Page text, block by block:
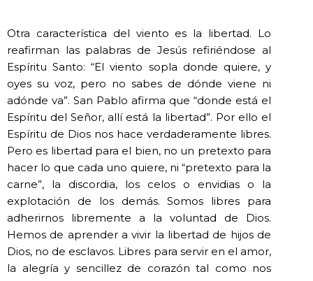
Otra característica del viento es la libertad. Lo
reafirman las palabras de Jesús refiriéndose al
Espíritu Santo: “El viento sopla donde quiere, y
oyes su voz, pero no sabes de dónde viene ni
adónde va”. San Pablo afirma que “donde está el
Espíritu del Señor, allí está la libertad”. Por ello el
Espíritu de Dios nos hace verdaderamente libres.
Pero es libertad para el bien, no un pretexto para
hacer lo que cada uno quiere, ni “pretexto para la
carne”, la discordia, los celos o envidias o la
explotación de los demás. Somos libres para
adherirnos libremente a la voluntad de Dios.
Hemos de aprender a vivir la libertad de hijos de
Dios, no de esclavos. Libres para servir en el amor,
la alegría y sencillez de corazón tal como nos